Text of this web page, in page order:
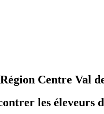
Centre Val
les éleveurs